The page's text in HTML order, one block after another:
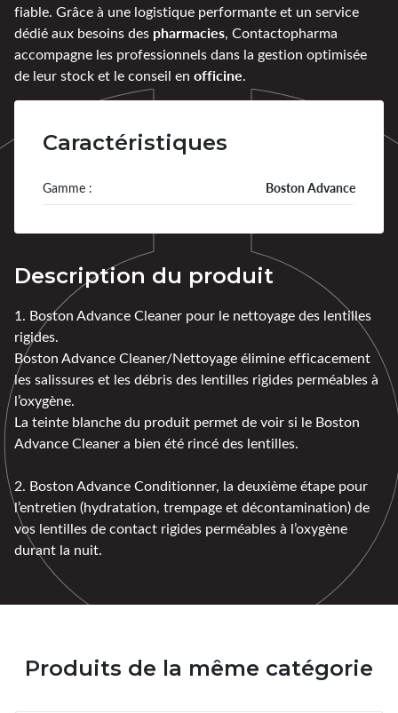
fiable. Grâce à une logistique performante et un service
dédié aux besoins des pharmacies, Contactopharma
accompagne les professionnels dans la gestion optimisée
de leur stock et le conseil en officine.
Caractéristiques
Gamme : Boston Advance
Description du produit
1. Boston Advance Cleaner pour le nettoyage des lentilles
rigides.
Boston Advance Cleaner/Nettoyage élimine efficacement
les salissures et les débris des lentilles rigides perméables à
l’oxygène.
La teinte blanche du produit permet de voir si le Boston
Advance Cleaner a bien été rincé des lentilles.
2. Boston Advance Conditionner, la deuxième étape pour
l’entretien (hydratation, trempage et décontamination) de
vos lentilles de contact rigides perméables à l’oxygène
durant la nuit.
Produits de la même catégorie